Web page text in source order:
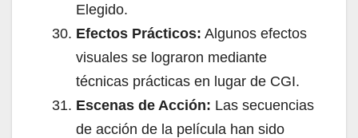
Elegido.
Efectos Prácticos: Algunos efectos
visuales se lograron mediante
técnicas prácticas en lugar de CGI.
Escenas de Acción: Las secuencias
de acción de la película han sido